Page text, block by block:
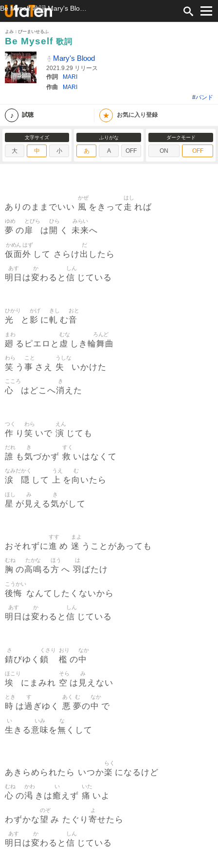
よみ：びーまいせるふ
Be Myself 歌詞
Mary's Blood
2021.9.29 リリース
作詞
MARI
作曲
MARI
#バンド
試聴 ★ お気に入り登録
文字サイズ
大 中 小
ふりがな
あ A OFF
ダークモード
ON OFF
ありのままでいい 風
かぜ
をきって 走
はし
れば
夢
ゆめ
の扉
とびら
は 開
ひら
く 未来
みらい
へ
仮面
かめん
外
はず
して さらけ出
だ
したら
明日
あす
は変
か
わると 信
しん
じている
光
ひかり
と 影
かげ
に軋
きし
む音
おと
廻
まわ
るピエロと 虚
むな
しき 輪舞曲
ろんど
笑
わら
う 事
こと
さえ 失
うしな
いかけた
心
こころ
はどこへ消
き
えた
作
つく
り 笑
わら
いで 演
えん
じても
誰
だれ
も気
き
づかず 救
すく
いはなくて
涙
なみだ
隠
かく
して 上
うえ
を向
む
いたら
星
ほし
が 見
み
える気
き
がして
おそれずに進
すす
め 迷
まよ
うことがあっても
胸
むね
の高鳴
たかな
る方
ほう
へ 羽
は
ばたけ
後悔
こうかい
なんてしたくないから
明日
あす
は変
か
わると 信
しん
じている
錆
さ
びゆく 鎖
くさり
檻
おり
の中
なか
埃
ほこり
にまみれ 空
そら
は 見
み
えない
時
とき
は過
す
ぎゆく 悪
あく
夢
む
の中
なか
で
生
い
きる意味
いみ
を無
な
くして
あきらめられたら いつか楽
らく
になるけど
心
むね
の渇
かわ
きは癒
い
えず 痛
いた
いよ
わずかな望
のぞ
み たぐり 寄
よ
せたら
明日
あす
は変
か
わると 信
しん
じている